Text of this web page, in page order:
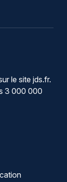
le site jds.fr.
3 000 000